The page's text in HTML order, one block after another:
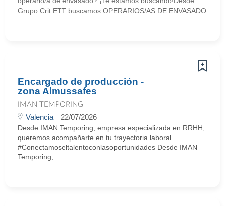
Grupo Crit ETT buscamos OPERARIOS/AS DE ENVASADO
Encargado de producción -
zona Almussafes
IMAN TEMPORING
Valencia 22/07/2026
Desde IMAN Temporing, empresa especializada en RRHH,
queremos acompañarte en tu trayectoria laboral.
#Conectamoseltalentoconlasoportunidades Desde IMAN
Temporing, ...